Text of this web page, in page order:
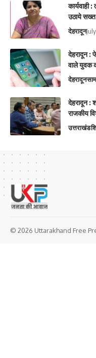
कार्यवाही
उठाये सख्त
देहरादून
देहरादून :
वाले युवक
देहरादून
देहरादून :
राजकीय
उत्तराखंड
© 2026 Uttarakhand Free